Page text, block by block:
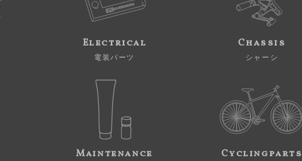
Electrical
電装パーツ
Chassis
シャーシ
Maintenance Cyclingparts